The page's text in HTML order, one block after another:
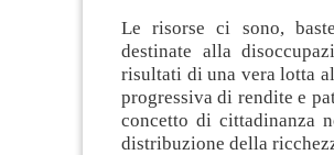
Le risorse ci sono,
destinate alla
risultati di una vera lotta
progressiva di rendite e
concetto di cittadinanza
distribuzione della